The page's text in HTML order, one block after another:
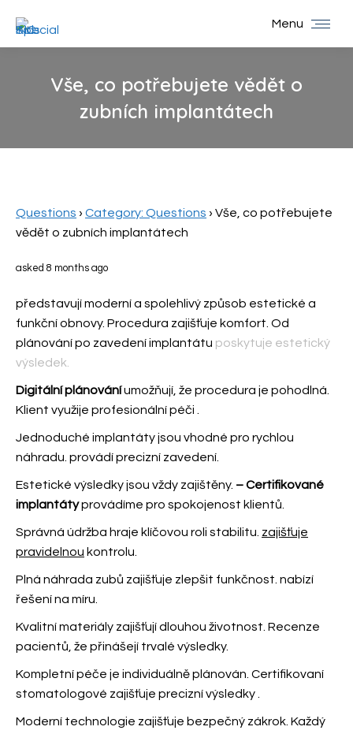
Menu
Vše, co potřebujete vědět o
zubních implantátech
Questions › Category: Questions › Vše, co potřebujete
vědět o zubních implantátech
asked 8 months ago
představují moderní a spolehlivý způsob estetické a
funkční obnovy. Procedura zajišťuje komfort. Od
plánování po zavedení implantátu poskytuje estetický
výsledek.
Digitální plánováníumožňují, že procedura je pohodlná.
Klient využije profesionální péči
Jednoduché implantáty jsou vhodné pro rychlou
náhradu. provádí precizní zavedení.
Estetické výsledky jsou vždy zajištěny. – Certifikované
implantátyprovádíme pro spokojenost klientů.
Správná údržba hraje klíčovou roli stabilitu. zajišťuje
pravidelnou kontrolu.
Plná náhrada zubů zajišťuje zlepšit funkčnost. nabízí
řešení na míru.
Kvalitní materiály zajišťují dlouhou životnost. Recenze
pacientů, že přinášejí trvalé výsledky.
Kompletní péče je individuálně plánován. Certifikovaní
stomatologové zajišťuje precizní výsledky
Moderní technologie zajišťuje bezpečný zákrok. Každý